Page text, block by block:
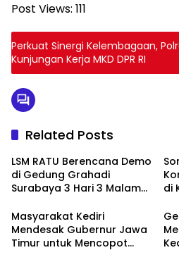
Post Views: 111
Perkuat Sinergi Kelembagaan,
Kunjungan Kerja MKD DPR RI
Related Posts
LSM RATU Berencana Demo
di Gedung Grahadi
Surabaya 3 Hari 3 Malam
Marakanya Pungli dan
Korupsi di Cabang Dinas
Pendidikan Kediri
di
ke
Masyarakat Kediri
Mendesak Gubernur Jawa
Timur untuk Mencopot